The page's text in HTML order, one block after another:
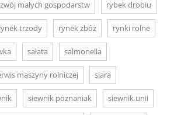
małych gospodarstw rybek drobiu
trzody rynek zbóż rynki rolne
sałata salmonella
maszyny rolniczej siara
siewnik poznaniak siewnik unii